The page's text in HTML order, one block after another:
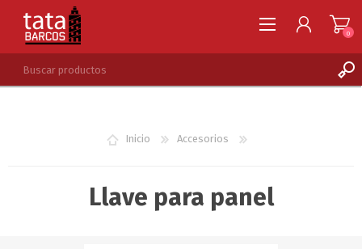
LISTA DE DESEOS
0
Inicio Accesorios
Llave para panel